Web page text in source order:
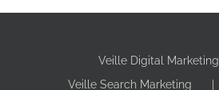
Veille Digital Marketing
Veille Search Marketing